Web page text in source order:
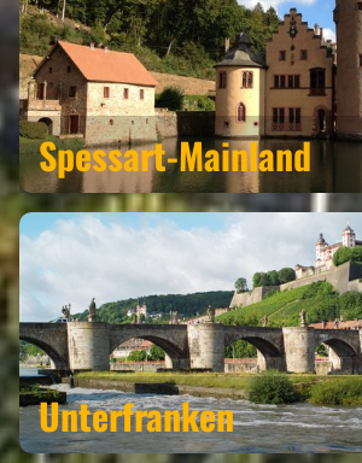
Spessart-Mainland
Unterfranken